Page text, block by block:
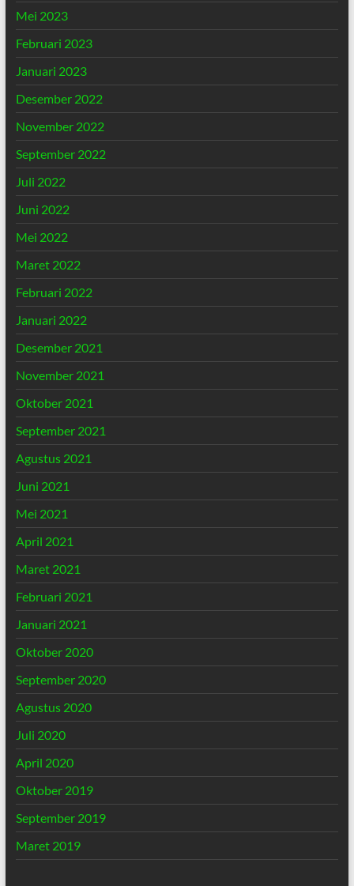
Mei 2023
Februari 2023
Januari 2023
Desember 2022
November 2022
September 2022
Juli 2022
Juni 2022
Mei 2022
Maret 2022
Februari 2022
Januari 2022
Desember 2021
November 2021
Oktober 2021
September 2021
Agustus 2021
Juni 2021
Mei 2021
April 2021
Maret 2021
Februari 2021
Januari 2021
Oktober 2020
September 2020
Agustus 2020
Juli 2020
April 2020
Oktober 2019
September 2019
Maret 2019